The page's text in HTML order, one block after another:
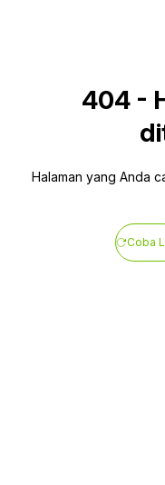
404-
Halaman yang Anda
Coba